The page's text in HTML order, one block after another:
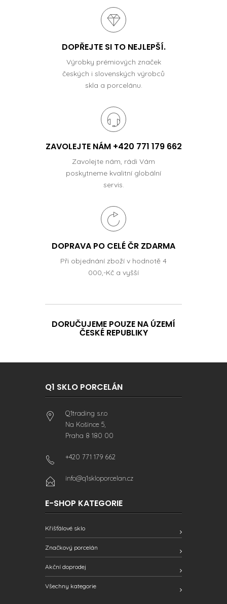
DOPŘEJTE SI TO NEJLEPŠÍ.
Výrobky prémiových značek
českých i slovenských výrobců
skla a porcelánu.
ZAVOLEJTE NÁM +420 771 179 662
Zavolejte nám, rádi Vám
poskytneme kvalitní globální
servis.
DOPRAVA PO CELÉ ČR ZDARMA
Při objednání zboží v hodnotě 4
000,-Kč a vyšší
DORUČUJEME POUZE NA ÚZEMÍ
ČESKÉ REPUBLIKY
Q1 SKLO PORCELÁN
Q1trading s.r.o
Na Košince 5,
Praha 8 180 00
+420 771 179 662
info@q1skloporcelan.cz
E-SHOP KATEGORIE
Křišťálové sklo
Značkový porcelán
Akční doprodej
Všechny kategorie